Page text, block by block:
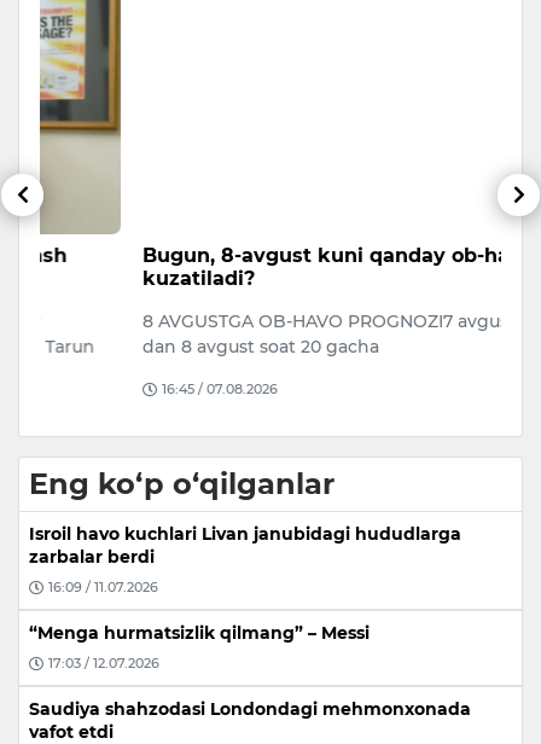
Bugun, 8-avgust kuni qanday ob-havo
kuzatiladi?
8 AVGUSTGA OB-HAVO PROGNOZI7 avgust soat 20
dan 8 avgust soat 20 gacha
16:45 / 07.08.2026
Eng ko‘p o‘qilganlar
Isroil havo kuchlari Livan janubidagi hududlarga
zarbalar berdi
16:09 / 11.07.2026
“Menga hurmatsizlik qilmang” – Messi
17:03 / 12.07.2026
Saudiya shahzodasi Londondagi mehmonxonada
vafot etdi